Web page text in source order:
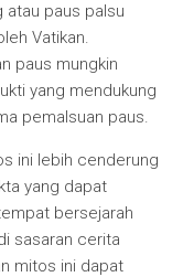
atau paus palsu
Vatikan.
paus mungkin
yang mendukung
pemalsuan paus.
ini lebih cenderung
yang dapat
bersejarah
sasaran cerita
mitos ini dapat